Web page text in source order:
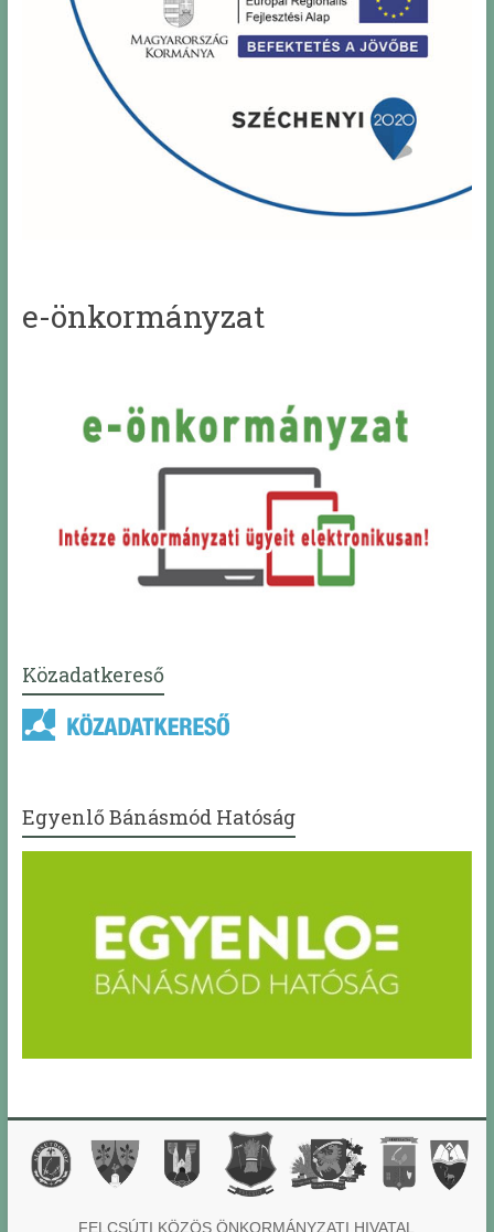
e-önkormányzat
Közadatkereső
Egyenlő Bánásmód Hatóság
FELCSÚTI KÖZÖS ÖNKORMÁNYZATI HIVATAL